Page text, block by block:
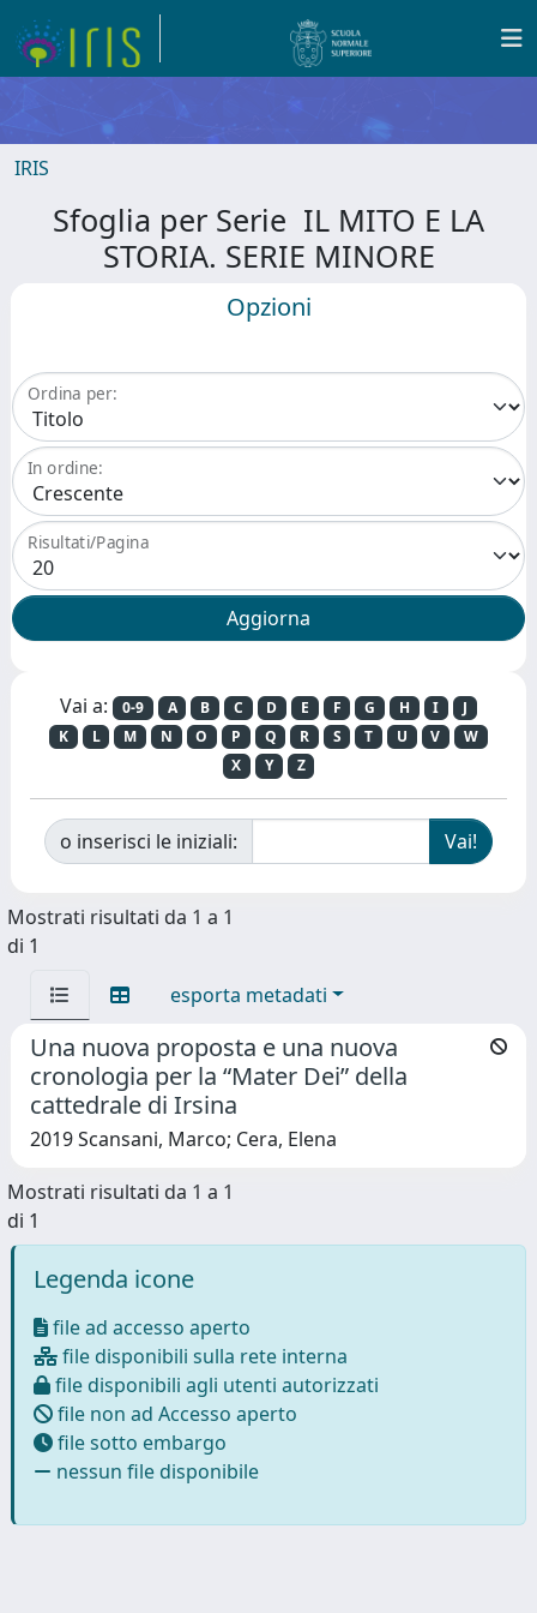
IRIS
Sfoglia per Serie IL MITO E LA
STORIA. SERIE MINORE
Opzioni
Ordina per:
In ordine:
Risultati/Pagina
Vai a: 0-9 A B C D E F G H I
J
K
L M N O P Q R S T U V
W
X
Y Z
o inserisci le iniziali:
Mostrati risultati da 1 a 1
di 1
esporta metadati
Una nuova proposta e una nuova
cronologia per la “Mater Dei” della
cattedrale di Irsina
2019 Scansani, Marco; Cera, Elena
Mostrati risultati da 1 a 1
di 1
Legenda icone
file ad accesso aperto
file disponibili sulla rete interna
file disponibili agli utenti autorizzati
file non ad Accesso aperto
file sotto embargo
nessun file disponibile